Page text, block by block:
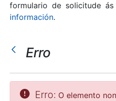
formulario de solicitude ás
información.
Erro
Erro: O elemento